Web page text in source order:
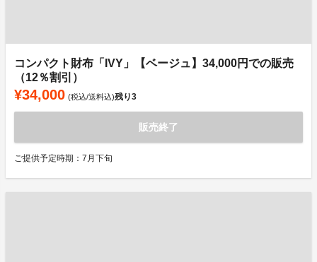
コンパクト財布「IVY」【ベージュ】34,000円での販売
（12％割引）
¥34,000 (税込/送料込)残り3
販売終了
ご提供予定時期：7月下旬